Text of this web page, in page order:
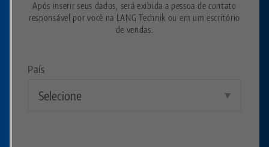
Após inserir seus dados, será exibida a pessoa de contato
responsável por você na LANG Technik ou em um escritório
de vendas.
País